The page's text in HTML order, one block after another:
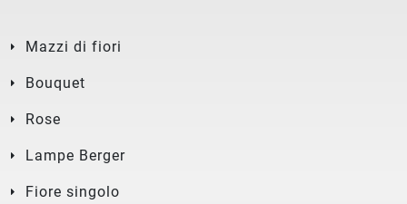
Mazzi di fiori
Bouquet
Rose
Lampe Berger
Fiore singolo